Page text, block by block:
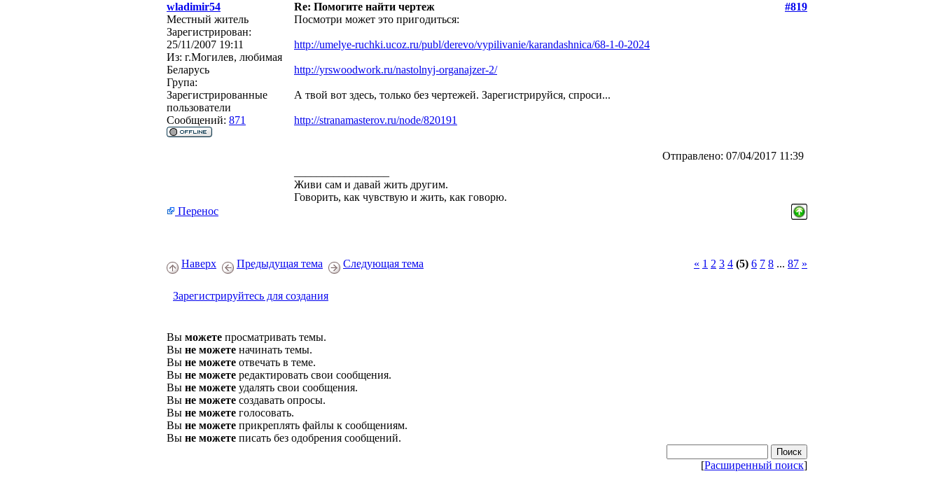
wladimir54 Re: Помогите найти чертеж
#819
Местный житель
Зарегистрирован:
25/11/2007 19:11
Из: г.Могилев, любимая
Беларусь
Група:
Зарегистрированные
пользователи
Сообщений: 871
Посмотри может это пригодиться:
http://umelye-ruchki.ucoz.ru/publ/derevo/vypilivanie/karandashnica/68-1-0-2024
http://yrswoodwork.ru/nastolnyj-organajzer-2/
А твой вот здесь, только без чертежей. Зарегистрируйся, спроси...
http://stranamasterov.ru/node/820191
Отправлено: 07/04/2017 11:39
Живи сам и давай жить другим.
Говорить, как чувствую и жить, как говорю.
Перенос
Наверх Предыдущая тема Следующая тема « 1 2 3 4 (5) 6 7 8 ... 87 »
Зарегистрируйтесь для создания
Вы можете просматривать темы.
Вы не можете начинать темы.
Вы не можете отвечать в теме.
Вы не можете редактировать свои сообщения.
Вы не можете удалять свои сообщения.
Вы не можете создавать опросы.
Вы не можете голосовать.
Вы не можете прикреплять файлы к сообщениям.
Вы не можете писать без одобрения сообщений.
[Расширенный поиск]